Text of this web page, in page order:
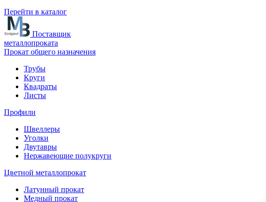
Перейти в каталог
Поставщик
металлопроката
Прокат общего назначения
Трубы
Круги
Квадраты
Листы
Профили
Швеллеры
Уголки
Двутавры
Нержавеющие полукруги
Цветной металлопрокат
Латунный прокат
Медный прокат